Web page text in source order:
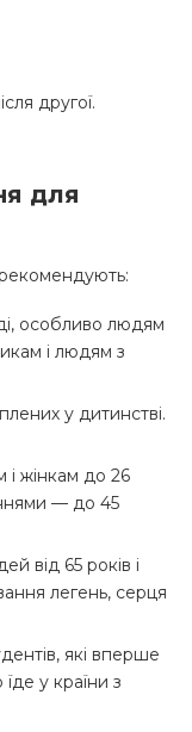
другої.
для
рекомендують:
особливо людям
і людям з
у дитинстві.
жінкам до 26
— до 45
від 65 років і
легень, серця
які вперше
у країни з